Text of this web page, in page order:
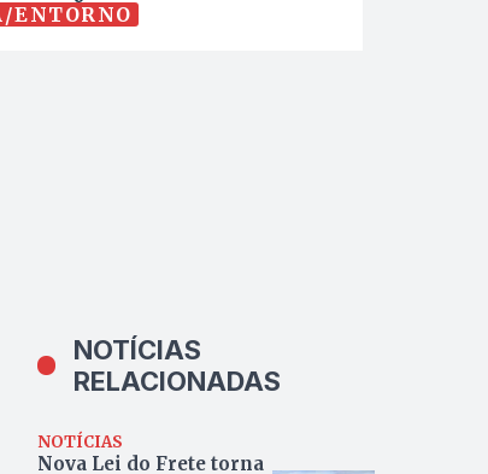
ENTORNO
NOTÍCIAS
RELACIONADAS
NOTÍCIAS
Nova Lei do Frete torna